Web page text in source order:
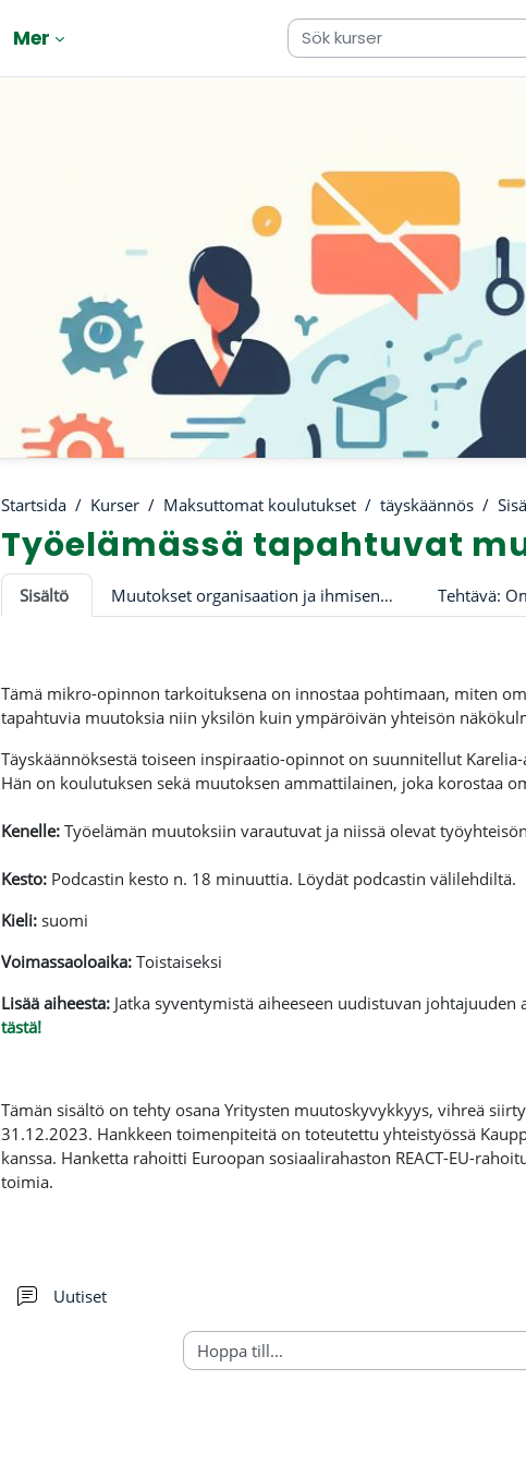
Mer
Startsida Kurser Maksuttomat koulutukset täyskäännös
Työelämässä tapahtuvat
Avsnittsöversikt
Sisältö Muutokset organisaation ja ihmisen näkökulmasta
Tämä mikro-opinnon tarkoituksena on innostaa pohtimaan, miten
tapahtuvia muutoksia niin yksilön kuin ympäröivän yhteisön
Täyskäännöksestä toiseen inspiraatio-opinnot on suunnitellut
Hän on koulutuksen sekä muutoksen ammattilainen, joka korostaa
Kenelle: Työelämän muutoksiin varautuvat ja niissä olevat
Kesto: Podcastin kesto n. 18 minuuttia. Löydät podcastin välilehdiltä.
Kieli: suomi
Voimassaoloaika: Toistaiseksi
Lisää aiheesta: Jatka syventymistä aiheeseen uudistuvan
tästä!
Tämän sisältö on tehty osana Yritysten muutoskyvykkyys, vihreä
31.12.2023. Hankkeen toimenpiteitä on toteutettu yhteistyössä
kanssa. Hanketta rahoitti Euroopan sosiaalirahaston REACT-EU-
toimia.
Uutiset